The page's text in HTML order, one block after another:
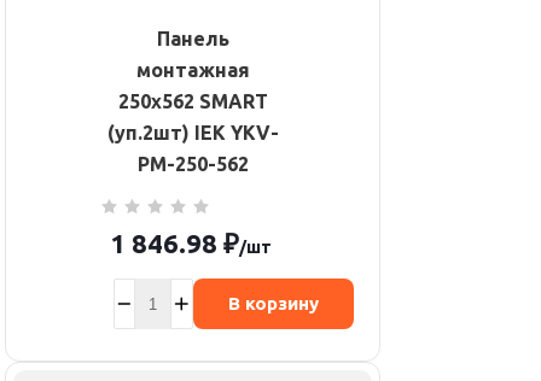
Панель
монтажная
250х562 SMART
(уп.2шт) IEK YKV-
PM-250-562
1 846.98 ₽/шт
В корзину